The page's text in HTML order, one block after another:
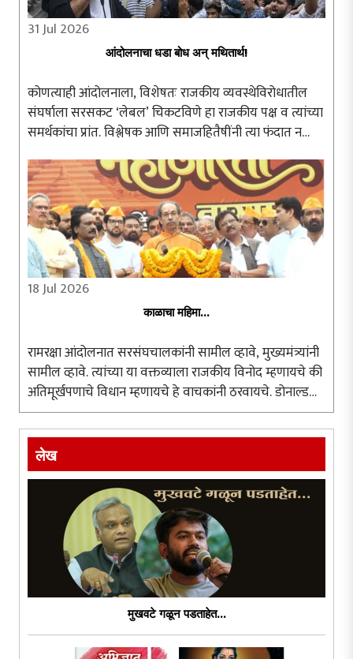
31 Jul 2026
आंदोलनाचा धडा बोध अन् मथितार्थ!
कोणत्याही आंदोलनाला, विशेषतः राजकीय व्यवस्थेविरोधातील
संघर्षाला सरसकट ‘लेबल’ चिकटविणे हा राजकीय पक्ष व त्यांच्या
समर्थकांचा प्रांत. विश्लेषक आणि समाजहितैषींनी त्या फंदात न
दिल्लीतील जंतरमंतरवर ..
18 Jul 2026
काळाचा महिमा...
रामरक्षा आंदोलनात सरसंघचालकांनी सामील व्हावे, मुख्यमंत्र्यांनी
सामील व्हावे. त्यांच्या या वक्तव्याला राजकीय विनोद म्हणायचे की
अतिमूर्खपणाचे विधान म्हणायचे हे वाचकांनी ठरवायचे. डोनाल्ड
ट्रम्प, ब्रिटनचे पंतप्रधान, रशियाचे पुतीन यांना आंदोलनात सहभागी
..
लेख
मुखवटे गळून पडताहेत...